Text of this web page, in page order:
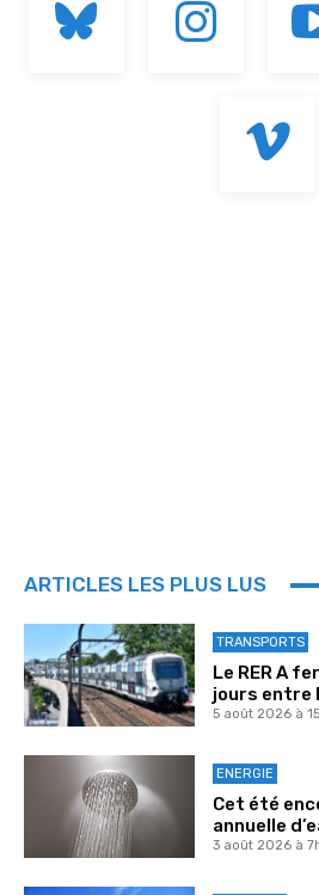
ARTICLES LES PLUS LUS
TRANSPORTS
Le RER A
jours entre
5 août 2026 à
ENERGIE
Cet été
annuelle
3 août 2026 à